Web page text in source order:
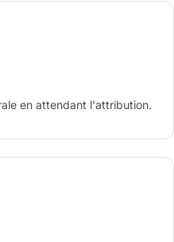
en attendant l'attribution.